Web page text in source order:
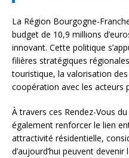
La Région Bourgogne-
budget de 10,9 millions
innovant. Cette politique
filières stratégiques
touristique, la valorisation
coopération avec les acteurs
À travers ces Rendez-Vous
également renforcer le lien
attractivité résidentielle,
d’aujourd’hui peuvent